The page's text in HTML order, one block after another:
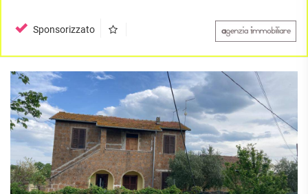
ATTICI
INDIPENDENTI
LOFT
MANSARDE
VILLE
STANZE
RUSTICI E
CASALI
COMMERCIALI
APPARTAMENTI
APPARTAMENTI
CON BOX
APPARTAMENTI
VICINO
ALLA
METROPOLITANA
VILLETTE
A
Sponsorizzato